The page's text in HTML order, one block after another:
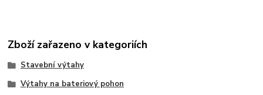
Zboží zařazeno v kategoriích
Stavební výtahy
Výtahy na bateriový pohon